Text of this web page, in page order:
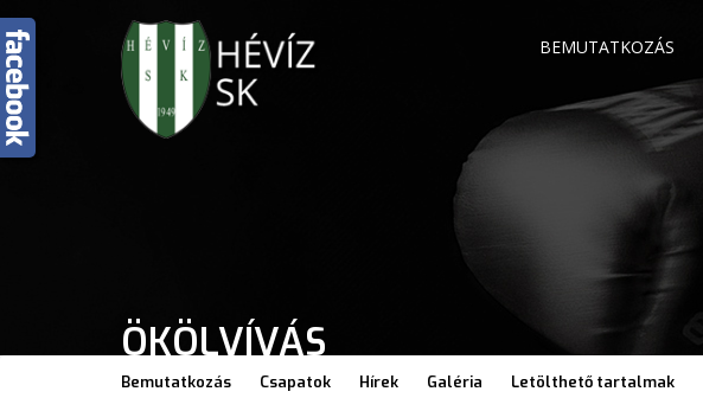
BEMUTATKOZÁS
ÖKÖLVÍVÁS
Bemutatkozás Csapatok Hírek Galéria Letölthető tartalmak